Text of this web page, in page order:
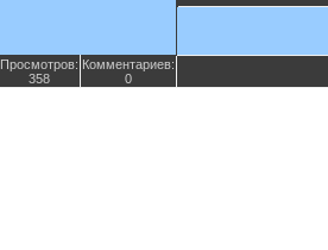
Просмотров:
358
Комментариев:
0